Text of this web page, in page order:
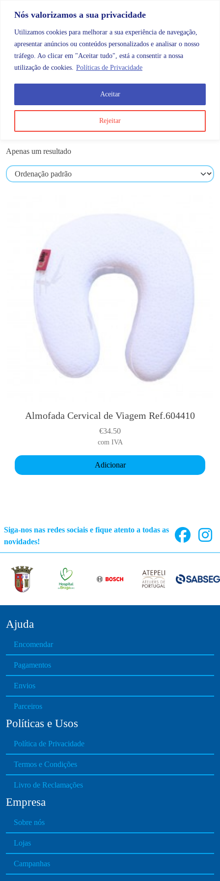
Nós valorizamos a sua privacidade
Utilizamos cookies para melhorar a sua experiência de navegação,
apresentar anúncios ou conteúdos personalizados e analisar o nosso
tráfego. Ao clicar em "Aceitar tudo", está a consentir a nossa
utilização de cookies. Políticas de Privacidade
Rejeitar
Aceitar
Categorias
ref.604410
Apenas um resultado
Almofada Cervical de Viagem Ref.604410
€34.50
com IVA
Adicionar
Siga-nos nas redes sociais e fique atento a todas as
novidades!
Ajuda
Encomendar
Pagamentos
Envios
Parceiros
Políticas e Usos
Política de Privacidade
Termos e Condições
Livro de Reclamações
Empresa
Sobre nós
Lojas
Campanhas